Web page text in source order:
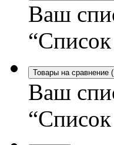
Ваш
Товары на сравнение (
Ваш